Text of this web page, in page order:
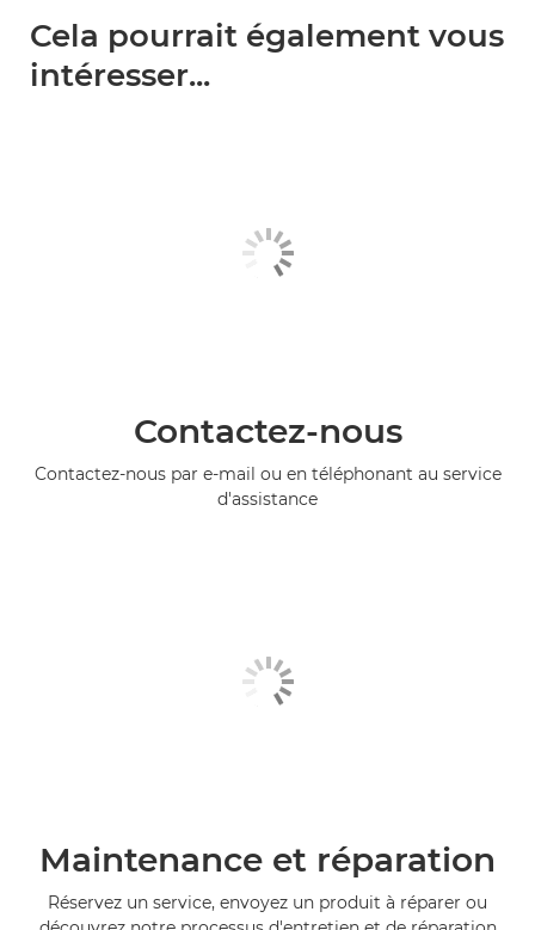
Cela pourrait également vous
intéresser...
Contactez-nous
Contactez-nous par e-mail ou en téléphonant au service
d'assistance
Maintenance et réparation
Réservez un service, envoyez un produit à réparer ou